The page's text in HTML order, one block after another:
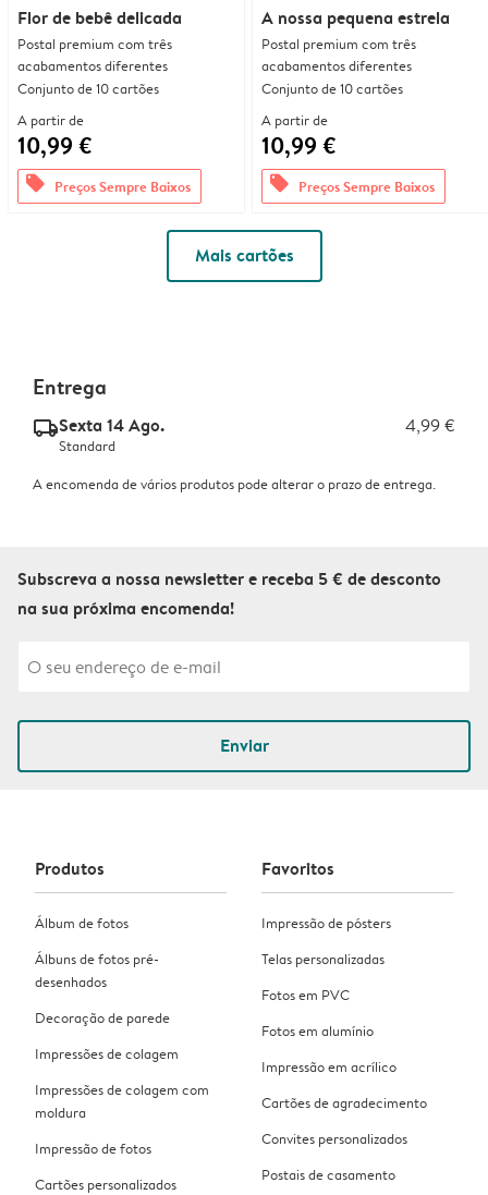
Flor de bebê delicada
Postal premium com três
acabamentos diferentes
Conjunto de 10 cartões
A partir de
10,99 €
offers Preços Sempre Baixos
A nossa pequena estrela
Postal premium com três
acabamentos diferentes
Conjunto de 10 cartões
A partir de
10,99 €
offers Preços Sempre Baixos
Mais cartões
Entrega
delivery_standard_v2Sexta 14 Ago. 4,99 €
Standard
A encomenda de vários produtos pode alterar o prazo de entrega.
Subscreva a nossa newsletter e receba 5 € de desconto
na sua próxima encomenda!
Enviar
Produtos
Álbum de fotos
Álbuns de fotos pré-
desenhados
Decoração de parede
Impressões de colagem
Impressões de colagem com
moldura
Impressão de fotos
Cartões personalizados
Favoritos
Impressão de pósters
Telas personalizadas
Fotos em PVC
Fotos em alumínio
Impressão em acrílico
Cartões de agradecimento
Convites personalizados
Postais de casamento